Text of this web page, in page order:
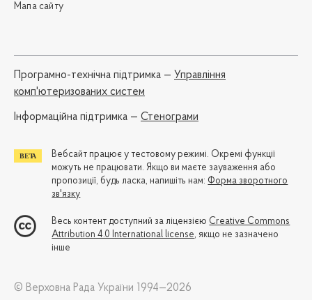
Мапа сайту
Програмно-технічна підтримка — Управління
комп'ютеризованих систем
Iнформаційна підтримка — Стенограми
Вебсайт працює у тестовому режимі. Окремі функції
можуть не працювати. Якщо ви маєте зауваження або
пропозиції, будь ласка, напишіть нам: Форма зворотного
зв'язку
Весь контент доступний за ліцензією Creative Commons
Attribution 4.0 International license, якщо не зазначено
інше
© Верховна Рада України 1994—2026